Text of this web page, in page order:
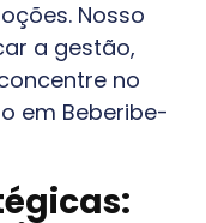
Nosso
a gestão,
no
em Beberibe-